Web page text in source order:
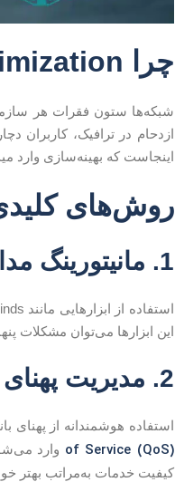
چرا Network Optimization اهمیت دارد؟
شبکه‌ها ستون فقرات هر
ازدحام در ترافیک، کاربران
اینجاست که بهینه‌سازی وارد
روش‌های
1. مانیتورینگ مداوم شبکه
این ابزارها می‌توان مشکلات
2. مدیریت پهنای باند
استفاده هوشمندانه از پهنای
of Service (QoS)
کیفیت خدمات به‌مراتب بهتر